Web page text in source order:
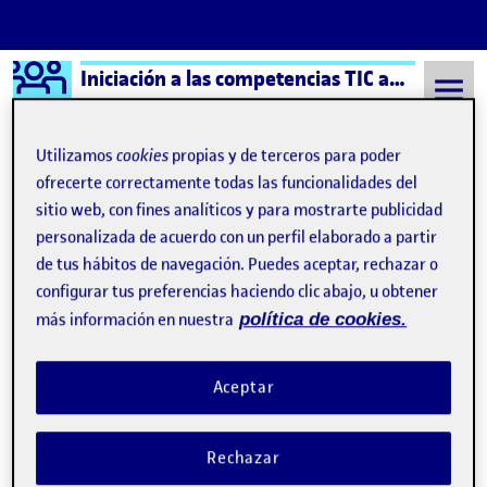
Saltar al contenido
Logo Ágora Iniciación a las competencias TIC aula 3
Semestre 20221 - Aula 3 Francisco Javier Aranda Rosa
Francisco Javier Aranda
Rosa
Reflexión Personal
Francisco Javier Aranda Rosa
Buenos dias compañeros! Ya llevo unos cuantos trimestres en la
UOC, y esta no es la primera vez que tengo que hacer un grupo
Utilizamoscookies propias y de terceros para poder
ofrecerte correctamente todas las funcionalidades del
sitio web, con fines analíticos y para mostrarte publicidad
personalizada de acuerdo con un perfil elaborado a partir
de tus hábitos de navegación. Puedes aceptar, rechazar o
configurar tus preferencias haciendo clic abajo, u obtener
más información en nuestra política de cookies.
Rechazar
Aceptar